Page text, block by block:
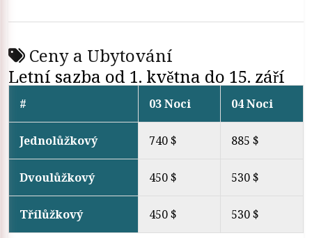
Ceny a Ubytování
Letní sazba od 1. května do 15. září
# 03 Noci 04 Noci
Jednolůžkový 740 $ 885 $
Dvoulůžkový 450 $ 530 $
Třílůžkový 450 $ 530 $